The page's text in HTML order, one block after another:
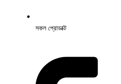
সকল প্রোডাক্ট